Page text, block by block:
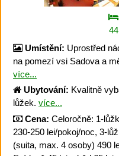
44
Umístění: Uprostřed
na pomezí vsi Sadova a
více...
Ubytování: Kvalitně
lůžek. více...
Cena: Celoročně: 1-
230-250 lei/pokoj/noc, 3-
(suita, max. 4 osoby) 490